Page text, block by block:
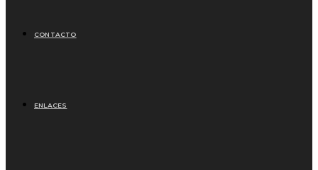
CONTACTO
ENLACES